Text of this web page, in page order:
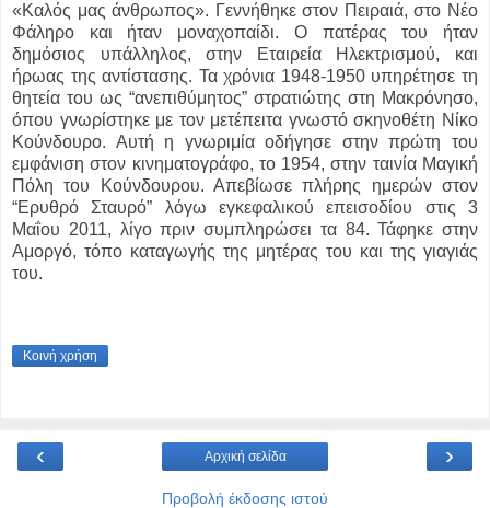
«Καλός μας άνθρωπος». Γεννήθηκε στον Πειραιά, στο Νέο
Φάληρο και ήταν μοναχοπαίδι. Ο πατέρας του ήταν
δημόσιος υπάλληλος, στην Εταιρεία Ηλεκτρισμού, και
ήρωας της αντίστασης. Τα χρόνια 1948-1950 υπηρέτησε τη
θητεία του ως “ανεπιθύμητος” στρατιώτης στη Μακρόνησο,
όπου γνωρίστηκε με τον μετέπειτα γνωστό σκηνοθέτη Νίκο
Κούνδουρο. Αυτή η γνωριμία οδήγησε στην πρώτη του
εμφάνιση στον κινηματογράφο, το 1954, στην ταινία Μαγική
Πόλη του Κούνδουρου. Απεβίωσε πλήρης ημερών στον
“Ερυθρό Σταυρό” λόγω εγκεφαλικού επεισοδίου στις 3
Μαΐου 2011, λίγο πριν συμπληρώσει τα 84. Τάφηκε στην
Αμοργό, τόπο καταγωγής της μητέρας του και της γιαγιάς
του.
Κοινή χρήση
‹ ›
Αρχική σελίδα
Προβολή έκδοσης ιστού